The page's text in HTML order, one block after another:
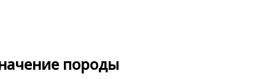
породы